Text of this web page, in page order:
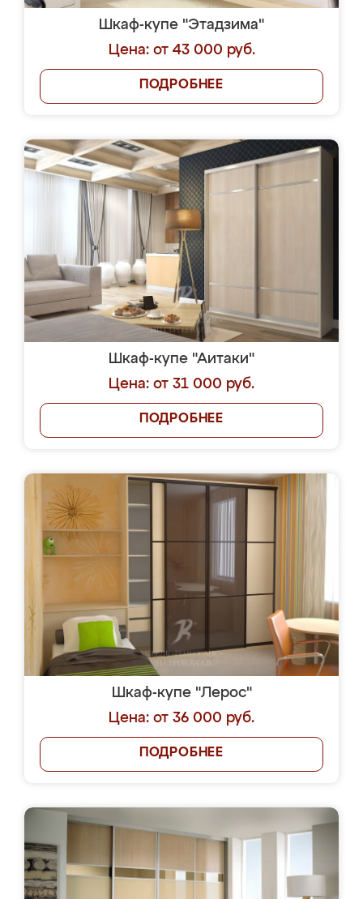
Шкаф-купе "Этадзима"
Цена: от 43 000 руб.
ПОДРОБНЕЕ
Шкаф-купе "Аитаки"
Цена: от 31 000 руб.
ПОДРОБНЕЕ
Шкаф-купе "Лерос"
Цена: от 36 000 руб.
ПОДРОБНЕЕ